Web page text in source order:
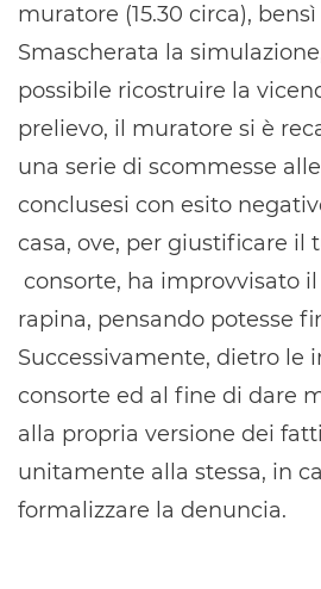
muratore (15.30 circa),
Smascherata la
possibile ricostruire la
prelievo, il muratore si è
una serie di scommesse
conclusesi con esito
casa, ove, per giustificare il
consorte, ha improvvisato
rapina, pensando potesse
Successivamente, dietro le
consorte ed al fine di dare
alla propria versione dei
unitamente alla stessa, in
formalizzare la denuncia.